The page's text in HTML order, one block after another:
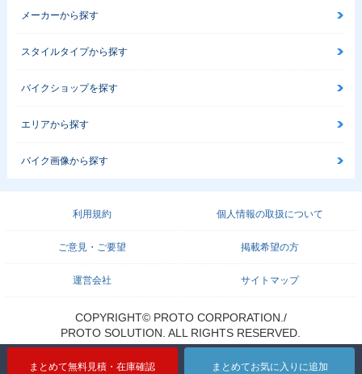
まとめて無料見積・在庫確認 まとめてお気に入りに追加
ェンジ
2013年 Ninja ZX-1
ェンジ
2012年 Ninja ZX-1
メーカーから探す
スタイルタイプから探す
バイクショップを探す
エリアから探す
バイク画像から探す
利用規約 個人情報の取扱について
ご意見・ご要望 掲載希望の方
運営会社 サイトマップ
COPYRIGHT© PROTO CORPORATION./
PROTO SOLUTION. ALL RIGHTS RESERVED.